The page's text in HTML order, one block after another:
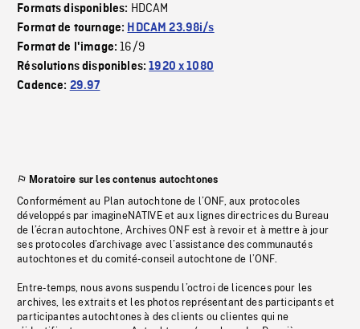
Formats disponibles: HDCAM
Format de tournage: HDCAM 23.98i/s
Format de l'image:16/9
Résolutions disponibles:1920 x 1080
Cadence: 29.97
Moratoire sur les contenus autochtones
Conformément au Plan autochtone de l’ONF, aux protocoles
développés par imagineNATIVE et aux lignes directrices du Bureau
de l’écran autochtone, Archives ONF est à revoir et à mettre à jour
ses protocoles d’archivage avec l’assistance des communautés
autochtones et du comité-conseil autochtone de l’ONF.
Entre-temps, nous avons suspendu l’octroi de licences pour les
archives, les extraits et les photos représentant des participants et
participantes autochtones à des clients ou clientes qui ne